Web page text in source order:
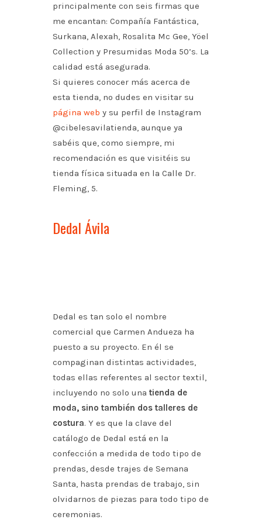
principalmente con seis firmas que
me encantan: Compañía Fantástica,
Surkana, Alexah, Rosalita Mc Gee, Yöel
Collection y Presumidas Moda 50’s. La
calidad está asegurada.
Si quieres conocer más acerca de
esta tienda, no dudes en visitar su
página web y su perfil de Instagram
@cibelesavilatienda, aunque ya
sabéis que, como siempre, mi
recomendación es que visitéis su
tienda física situada en la Calle Dr.
Fleming, 5.
Dedal Ávila
Dedal es tan solo el nombre
comercial que Carmen Andueza ha
puesto a su proyecto. En él se
compaginan distintas actividades,
todas ellas referentes al sector textil,
incluyendo no solo una tienda de
moda, sino también dos talleres de
costura. Y es que la clave del
catálogo de Dedal está en la
confección a medida de todo tipo de
prendas, desde trajes de Semana
Santa, hasta prendas de trabajo, sin
olvidarnos de piezas para todo tipo de
ceremonias.